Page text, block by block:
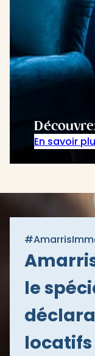
En savoir
le
locatifs